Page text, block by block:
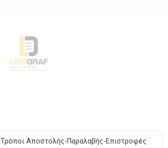
Τρόποι Αποστολής-Παραλαβής-Επιστροφές